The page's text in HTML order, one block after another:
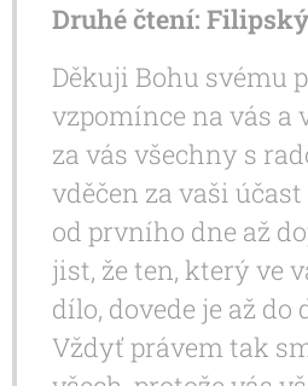
Druhé čtení:
Děkuji Bohu svému
vzpomínce na vás a
za vás všechny s
vděčen za vaši
od prvního dne až
jist, že ten, který ve
dílo, dovede je až do
Vždyť právem tak